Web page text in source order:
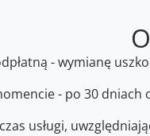
- wymianę
- po 30
usługi,